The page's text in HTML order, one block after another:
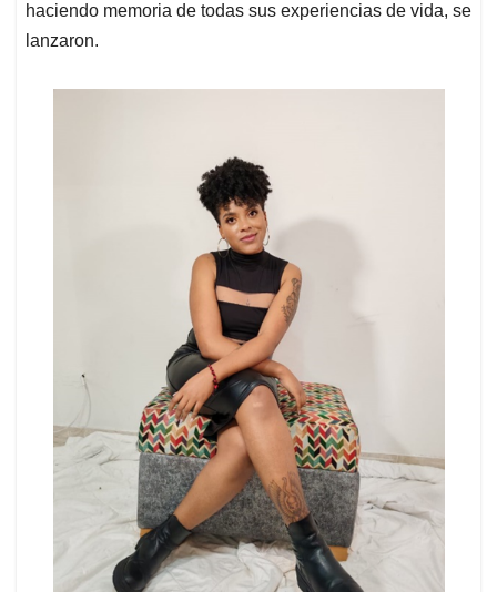
haciendo memoria de todas sus experiencias de vida, se
lanzaron.